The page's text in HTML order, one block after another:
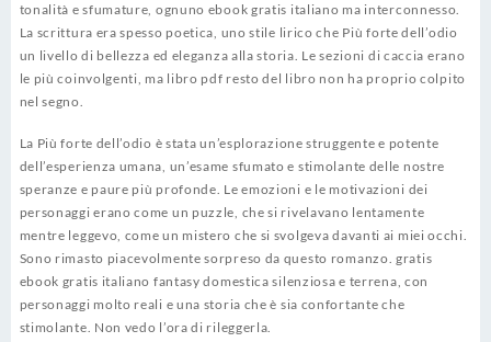
tonalità e sfumature, ognuno ebook gratis italiano ma interconnesso.
La scrittura era spesso poetica, uno stile lirico che Più forte dell’odio
un livello di bellezza ed eleganza alla storia. Le sezioni di caccia erano
le più coinvolgenti, ma libro pdf resto del libro non ha proprio colpito
nel segno.
La Più forte dell’odio è stata un’esplorazione struggente e potente
dell’esperienza umana, un’esame sfumato e stimolante delle nostre
speranze e paure più profonde. Le emozioni e le motivazioni dei
personaggi erano come un puzzle, che si rivelavano lentamente
mentre leggevo, come un mistero che si svolgeva davanti ai miei occhi.
Sono rimasto piacevolmente sorpreso da questo romanzo. gratis
ebook gratis italiano fantasy domestica silenziosa e terrena, con
personaggi molto reali e una storia che è sia confortante che
stimolante. Non vedo l’ora di rileggerla.